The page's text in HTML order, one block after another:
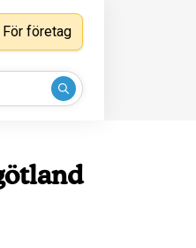
För företag